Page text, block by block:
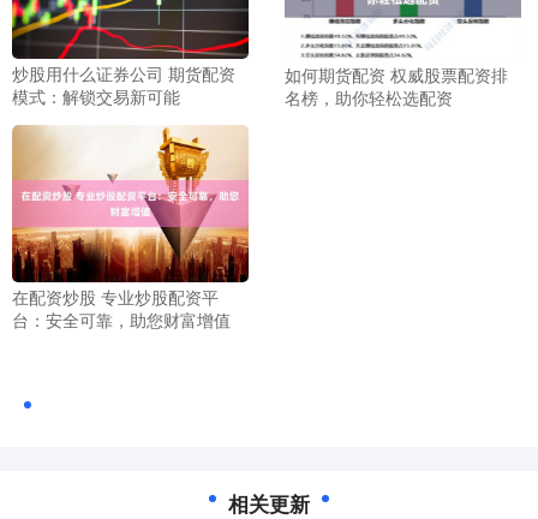
炒股用什么证券公司 期货配资
模式：解锁交易新可能
如何期货配资 权威股票配资排
名榜，助你轻松选配资
在配资炒股 专业炒股配资平
台：安全可靠，助您财富增值
相关更新